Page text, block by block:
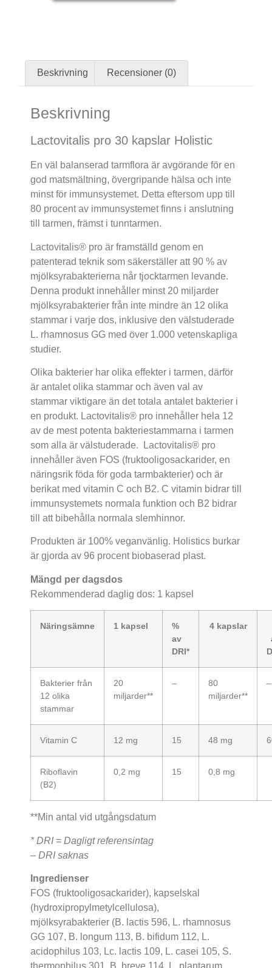
Beskrivning Recensioner (0)
Beskrivning
Lactovitalis pro 30 kapslar Holistic
En väl balanserad tarmflora är avgörande för en
god matsmältning, övergripande hälsa och inte
minst för immunsystemet. Detta eftersom upp till
80 procent av immunsystemet finns i anslutning
till tarmen, främst i tunntarmen.
Lactovitalis® pro är framställd genom en
patenterad teknik som säkerställer att 90 % av
mjölksyrabakterierna når tjocktarmen levande.
Denna produkt innehåller minst 20 miljarder
mjölksyrabakterier från inte mindre än 12 olika
stammar i varje dos, inklusive den välstuderade
L. rhamnosus GG med över 1.000 vetenskapliga
studier.
Olika bakterier har olika effekter i tarmen, därför
är antalet olika stammar och även val av
stammar viktigare än det totala antalet bakterier i
en produkt. Lactovitalis® pro innehåller hela 12
av de mest potenta bakteriestammarna i tarmen
som alla är välstuderade. Lactovitalis® pro
innehåller även FOS (fruktooligosackarider, en
näringsrik föda för goda tarmbakterier) och är
berikat med vitamin C och B2. C vitamin bidrar till
immunsystemets normala funktion och B2 bidrar
till att bibehålla normala slemhinnor.
Produkten är 100% veganvänlig. Holistics burkar
är gjorda av 96 procent biobaserad plast.
Mängd per dagsdos
Rekommenderad daglig dos: 1 kapsel
Näringsämne 1 kapsel
%
av
DRI*
4 kapslar
Bakterier från
12 olika
stammar
20
miljarder**
–
80
miljarder**
–
Vitamin C 12 mg 15 48 mg
Riboflavin
(B2)
0,2 mg 15 0,8 mg
**Min antal vid utgångsdatum
* DRI = Dagligt referensintag
– DRI saknas
Ingredienser
FOS (fruktooligosackarider), kapselskal
(hydroxipropylmetylcellulosa),
mjölksyrabakterier (B. lactis 596, L. rhamnosus
GG 107, B. longum 113, B. bifidum 112, L.
acidophilus 103, Lc. lactis 109, L. casei 105, S.
thermophilus 301, B. breve 114, L. plantarum